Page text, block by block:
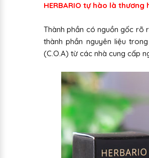
HERBARIO tự hào là
Thành phần có nguồn gốc rõ
thành phần nguyên liệu
(C.O.A) từ các nhà cung cấp